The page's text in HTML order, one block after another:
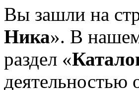
Вы зашли на
Ника». В нашем
раздел «
деятельностью